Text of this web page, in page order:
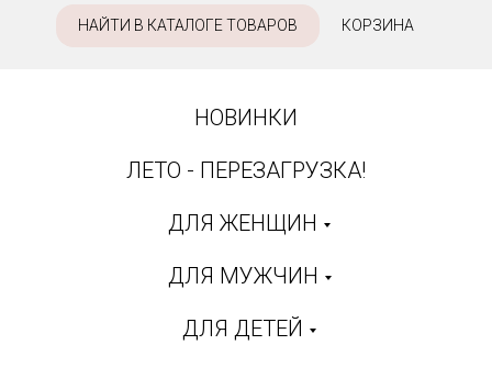
НАЙТИ В КАТАЛОГЕ ТОВАРОВ КОРЗИНА
НОВИНКИ
ЛЕТО - ПЕРЕЗАГРУЗКА!
ДЛЯ ЖЕНЩИН
ДЛЯ МУЖЧИН
ДЛЯ ДЕТЕЙ